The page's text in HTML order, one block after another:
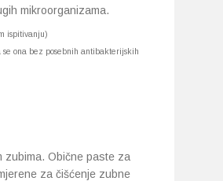
mikroorganizama.
ispitivanju)
ona bez posebnih antibakterijskih
zubima. Obične paste za
za čišćenje zubne